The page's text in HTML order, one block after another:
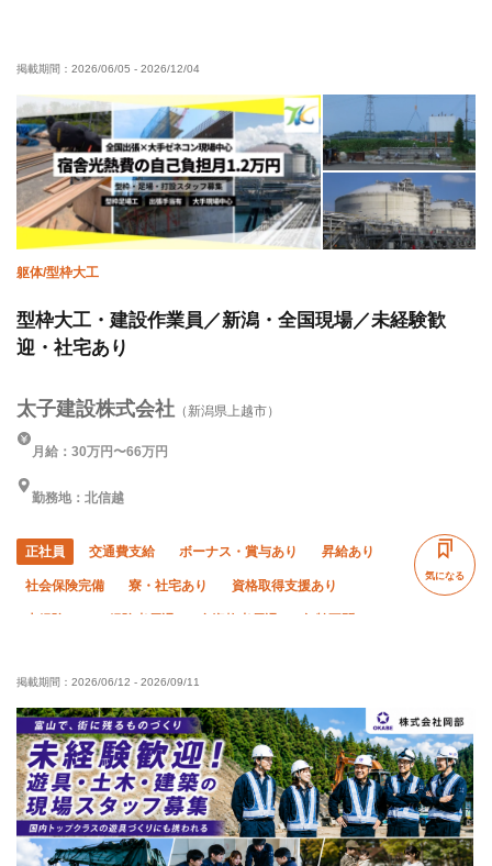
掲載期間： 2026/06/05 - 2026/12/04
躯体/型枠大工
型枠大工・建設作業員／新潟・全国現場／未経験歓
迎・社宅あり
太子建設株式会社 （新潟県上越市）
月給：30万円〜66万円
勤務地：北信越
正社員 交通費支給 ボーナス・賞与あり 昇給あり
社会保険完備 寮・社宅あり 資格取得支援あり
未経験OK 経験者優遇 有資格者優遇 年齢不問
直帰・直行OK 土日休み
気になる
掲載期間： 2026/06/12 - 2026/09/11